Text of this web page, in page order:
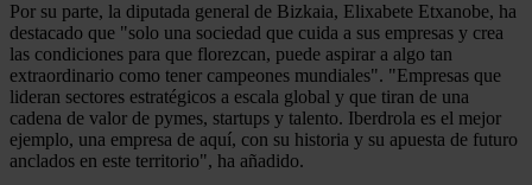
Por su parte, la diputada general de Bizkaia, Elixabete Etxanobe, ha
destacado que "solo una sociedad que cuida a sus empresas y crea
las condiciones para que florezcan, puede aspirar a algo tan
extraordinario como tener campeones mundiales". "Empresas que
lideran sectores estratégicos a escala global y que tiran de una
cadena de valor de pymes, startups y talento. Iberdrola es el mejor
ejemplo, una empresa de aquí, con su historia y su apuesta de futuro
anclados en este territorio", ha añadido.